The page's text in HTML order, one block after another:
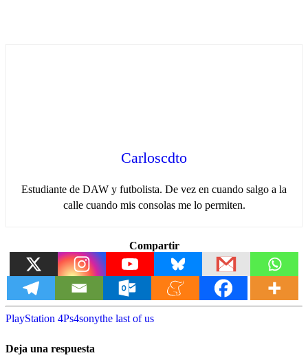
Carloscdto
Estudiante de DAW y futbolista. De vez en cuando salgo a la
calle cuando mis consolas me lo permiten.
Compartir
PlayStation 4Ps4sonythe last of us
Deja una respuesta